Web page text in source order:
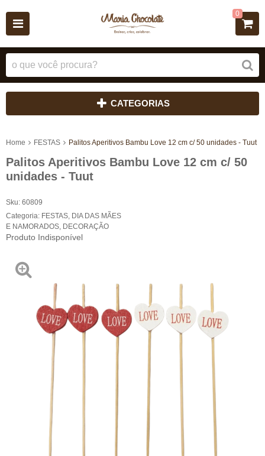
0
CATEGORIAS
Home FESTAS Palitos Aperitivos Bambu Love 12 cm c/ 50 unidades - Tuut
Palitos Aperitivos Bambu Love 12 cm c/ 50
unidades - Tuut
Sku: 60809
Categoria: FESTAS DIA DAS MÃES
E NAMORADOS DECORAÇÃO
Produto Indisponível